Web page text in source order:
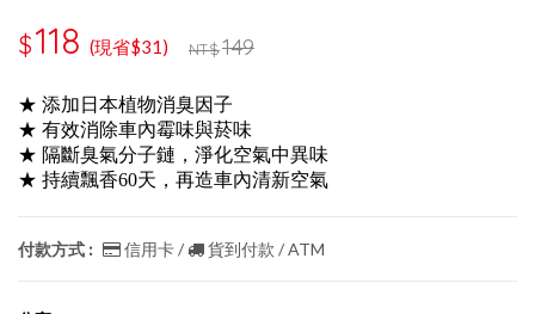
$118 (現省$31) NT$149
★ 添加日本植物消臭因子
★ 有效消除車內霉味與菸味
★ 隔斷臭氣分子鏈，淨化空氣中異味
★ 持續飄香60天，再造車內清新空氣
付款方式 : 信用卡 / 貨到付款 / ATM